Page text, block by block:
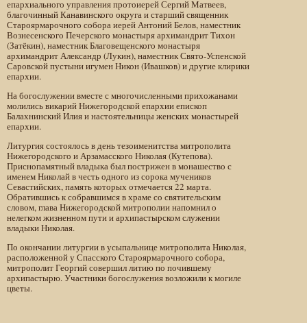
епархиального управления протоиерей Сергий Матвеев,
благочинный Канавинского округа и старший священник
Староярмарочного собора иерей Антоний Белов, наместник
Вознесенского Печерского монастыря архимандрит Тихон
(Затёкин), наместник Благовещенского монастыря
архимандрит Александр (Лукин), наместник Свято-Успенской
Саровской пустыни игумен Никон (Ивашков) и другие клирики
епархии.
На богослужении вместе с многочисленными прихожанами
молились викарий Нижегородской епархии епископ
Балахнинский Илия и настоятельницы женских монастырей
епархии.
Литургия состоялось в день тезоименитства митрополита
Нижегородского и Арзамасского Николая (Кутепова).
Приснопамятный владыка был пострижен в монашество с
именем Николай в честь одного из сорока мучеников
Севастийских, память которых отмечается 22 марта.
Обратившись к собравшимся в храме со святительским
словом, глава Нижегородской митрополии напомнил о
нелегком жизненном пути и архипастырском служении
владыки Николая.
По окончании литургии в усыпальнице митрополита Николая,
расположенной у Спасского Староярмарочного собора,
митрополит Георгий совершил литию по почившему
архипастырю. Участники богослужения возложили к могиле
цветы.